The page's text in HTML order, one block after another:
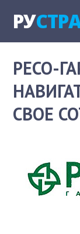
РУ
РЕСО-
СВОЕ